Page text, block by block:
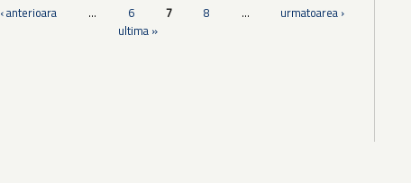
‹ anterioara … 6 7 8 …
urmatoarea ›
ultima »